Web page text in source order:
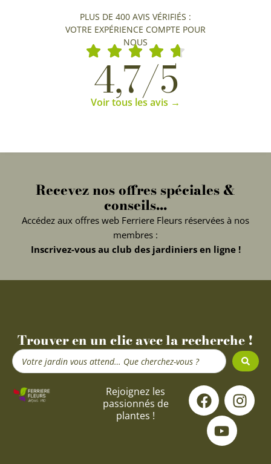
PLUS DE 400 AVIS VÉRIFIÉS :
VOTRE EXPÉRIENCE COMPTE POUR
NOUS
4,7/5
Voir tous les avis →
Recevez nos offres spéciales &
conseils...
Accédez aux offres web Ferriere Fleurs réservées à nos
membres :
Inscrivez-vous au club des jardiniers en ligne !
Trouver en un clic avec la recherche !
Search
...
Rejoignez les
passionnés de
plantes !
F
a
c
e
I
n
s
Y
o
u
t
u